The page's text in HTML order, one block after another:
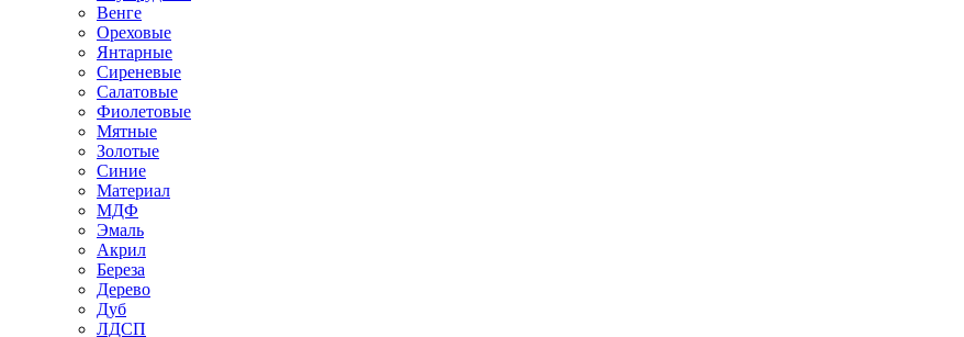
Венге
Ореховые
Янтарные
Сиреневые
Салатовые
Фиолетовые
Мятные
Золотые
Синие
Материал
МДФ
Эмаль
Акрил
Береза
Дерево
Дуб
ЛДСП